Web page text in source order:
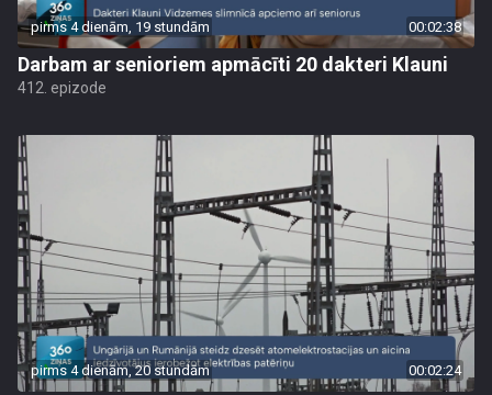
pirms 4 dienām, 19 stundām 00:02:38
Darbam ar senioriem apmācīti 20 dakteri Klauni
412. epizode
pirms 4 dienām, 20 stundām 00:02:24